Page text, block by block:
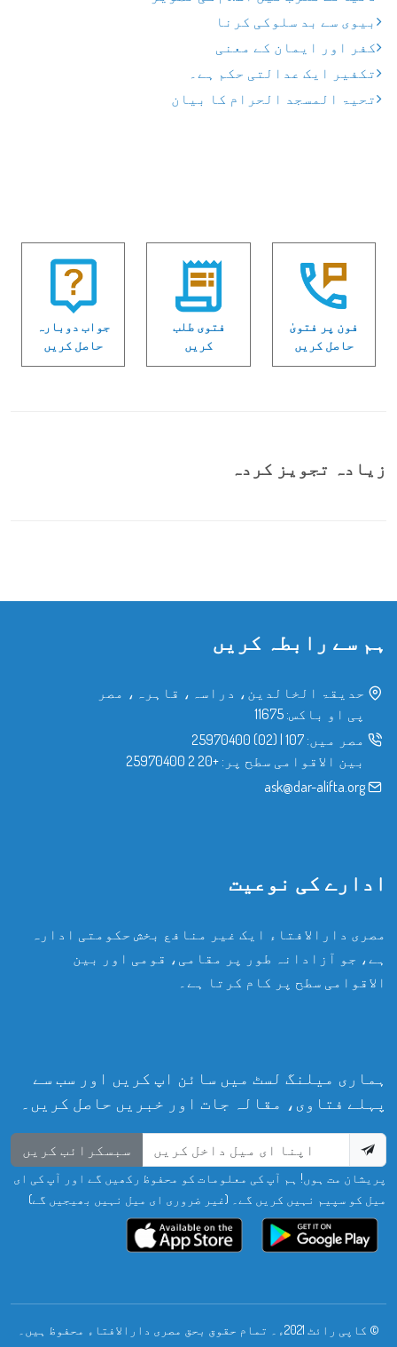
بیوی سے بد سلوکی کرنا
کفر اور ایمان کے معنی
تکفیر ایک عدالتی حکم ہے۔
تحیۃ المسجد الحرام کا بیان
فون پر فتویٰ
حاصل کریں
فتوی طلب
کریں
جواب دوبارہ
حاصل کریں
زیادہ تجویز کردہ
ہم سے رابطہ کریں
حدیقۃ الخالدین، دراسہ، قاہرہ، مصر
پی او باکس: 11675
مصر میں: 107
|
(02) 25970400
بین الاقوامی سطح پر: +20 2 25970400
ask@dar-alifta.org
ادارے کی نوعیت
مصری دارالافتاء ایک غیر منافع بخش حکومتی ادارہ
ہے، جو آزادانہ طور پر مقامی، قومی اور بین
الاقوامی سطح پر کام کرتا ہے۔
ہماری میلنگ لسٹ میں سائن اپ کریں اور سب سے
پہلے فتاوی، مقالہ جات اور خبریں حاصل کریں۔
سبسکرائب کریں
پریشان مت ہوں! ہم آپ کی معلومات کو محفوظ رکھیں گے اور آپ کی ای
میل کو سپیم نہیں کریں گے۔ (غیر ضروری ای میل نہیں بھیجیں گے)
© کاپی رائٹ 2021ء۔ تمام حقوق بحق مصری دارالافتاء محفوظ ہیں۔